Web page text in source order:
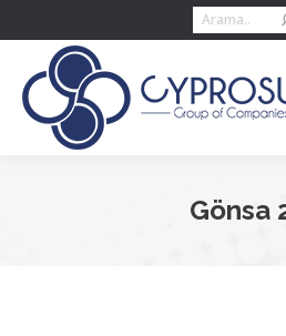
Search:
Gönsa